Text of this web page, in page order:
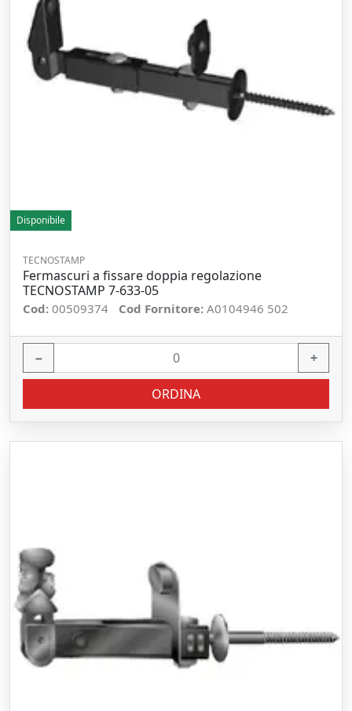
Disponibile
TECNOSTAMP
Fermascuri a fissare doppia regolazione
TECNOSTAMP 7-633-05
Cod: 00509374 Cod Fornitore: A0104946 502
− +
ORDINA